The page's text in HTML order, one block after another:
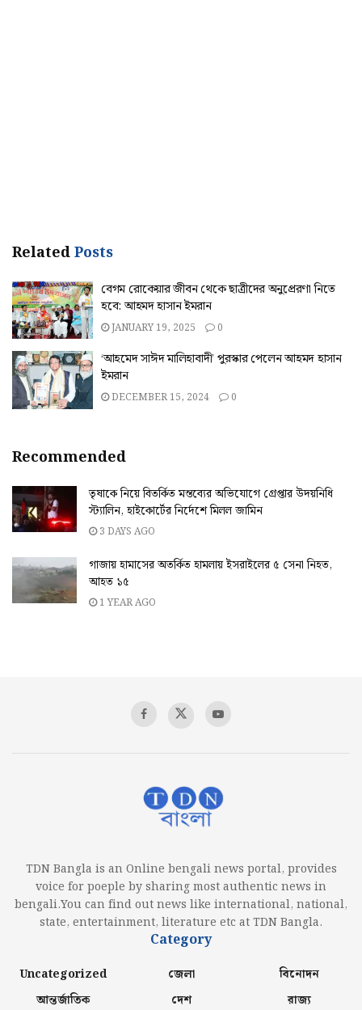
RelatedPosts
বেগম রোকেয়ার জীবন থেকে ছাত্রীদের অনুপ্রেরণা নিতে
হবে: আহমদ হাসান ইমরান
JANUARY 19, 2025 0
‘আহমেদ সাঈদ মালিহাবাদী’ পুরস্কার পেলেন আহমদ হাসান
ইমরান
DECEMBER 15, 2024 0
Recommended
তৃষাকে নিয়ে বিতর্কিত মন্তব্যের অভিযোগে গ্রেপ্তার উদয়নিধি
স্ট্যালিন, হাইকোর্টের নির্দেশে মিলল জামিন
3 DAYS AGO
গাজায় হামাসের অতর্কিত হামলায় ইসরাইলের ৫ সেনা নিহত,
আহত ১৫
1 YEAR AGO
TDN Bangla is an Online bengali news portal, provides
voice for poeple by sharing most authentic news in
bengali.You can find out news like international, national,
state, entertainment, literature etc at TDN Bangla.
Category
Uncategorized
আন্তর্জাতিক
জেলা
দেশ
বিনোদন
রাজ্য